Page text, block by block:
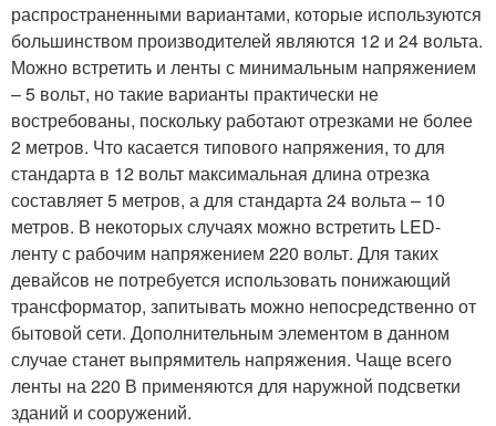
распространенными вариантами, которые используются
большинством производителей являются 12 и 24 вольта.
Можно встретить и ленты с минимальным напряжением
– 5 вольт, но такие варианты практически не
востребованы, поскольку работают отрезками не более
2 метров. Что касается типового напряжения, то для
стандарта в 12 вольт максимальная длина отрезка
составляет 5 метров, а для стандарта 24 вольта – 10
метров. В некоторых случаях можно встретить LED-
ленту с рабочим напряжением 220 вольт. Для таких
девайсов не потребуется использовать понижающий
трансформатор, запитывать можно непосредственно от
бытовой сети. Дополнительным элементом в данном
случае станет выпрямитель напряжения. Чаще всего
ленты на 220 В применяются для наружной подсветки
зданий и сооружений.